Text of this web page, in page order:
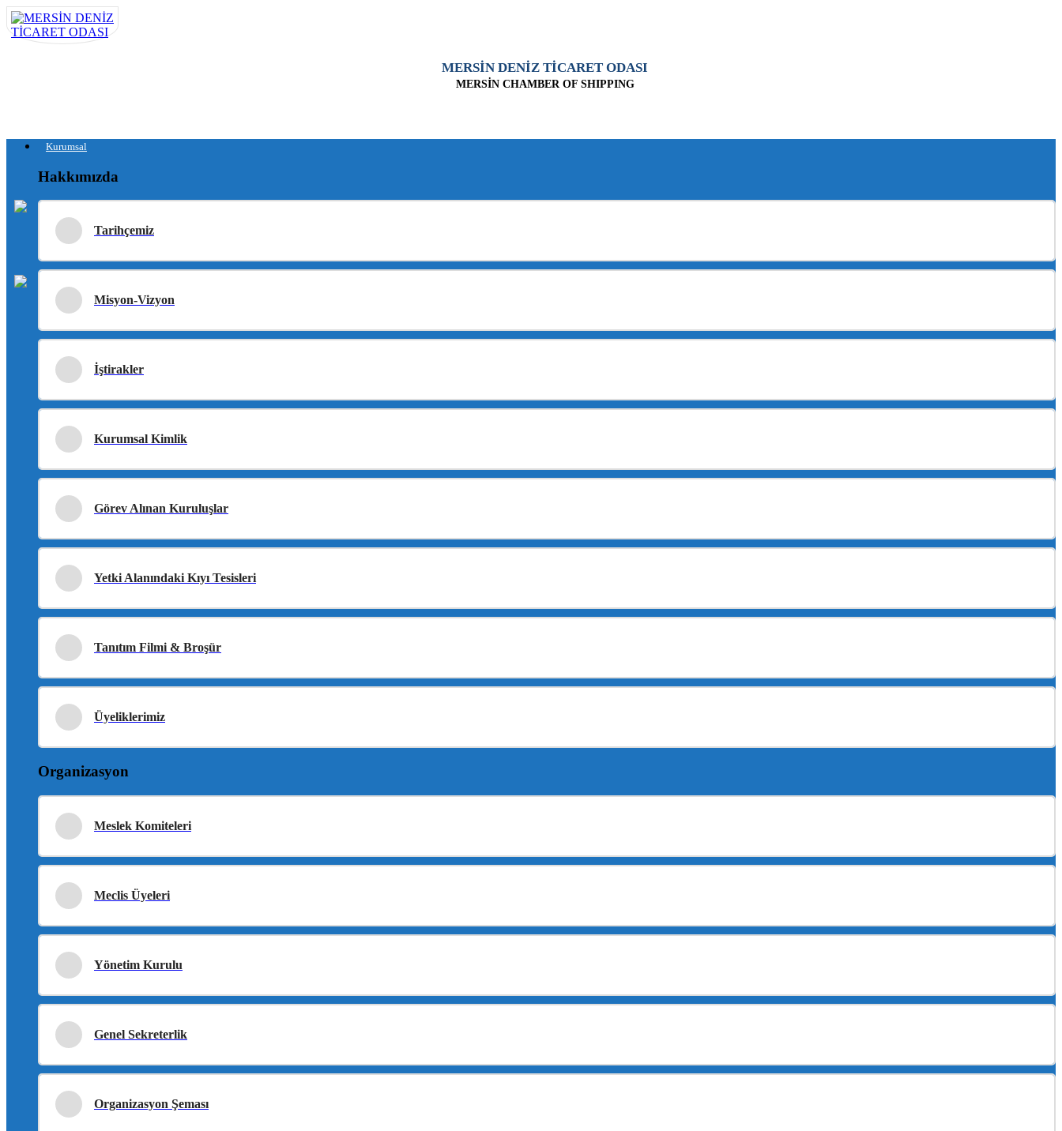
MERSİN DENİZ TİCARET ODASI
MERSİN CHAMBER OF SHIPPING
Kurumsal
Hakkımızda
Tarihçemiz
Misyon-Vizyon
İştirakler
Kurumsal Kimlik
Görev Alınan Kuruluşlar
Yetki Alanındaki Kıyı Tesisleri
Tanıtım Filmi & Broşür
Üyeliklerimiz
Organizasyon
Meslek Komiteleri
Meclis Üyeleri
Yönetim Kurulu
Genel Sekreterlik
Organizasyon Şeması